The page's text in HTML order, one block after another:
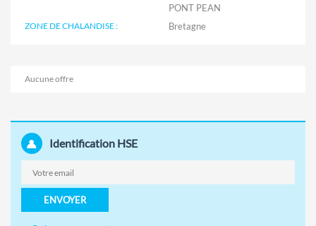
PONT PEAN
ZONE DE CHALANDISE : Bretagne
Aucune offre
Identification HSE
ENVOYER